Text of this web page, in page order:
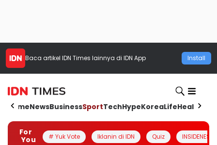
Baca artikel IDN Times lainnya di IDN App Install
HomeNewsBusinessSportTechHypeKoreaLifeHealth
For
You
# Yuk Vote Iklanin di IDN Quiz INSIDENESIA